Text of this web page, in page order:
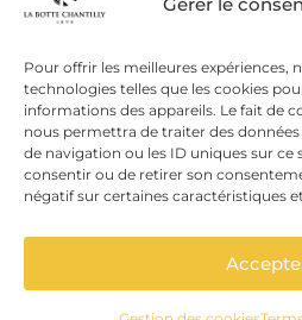
Pour offrir les meilleures expériences,
technologies telles que les cookies
informations des appareils. Le fait de
nous permettra de traiter des
de navigation ou les ID uniques sur ce
consentir ou de retirer son
négatif sur certaines caractéristiques
DELIVERY METHODS
PAYMENT METHODS